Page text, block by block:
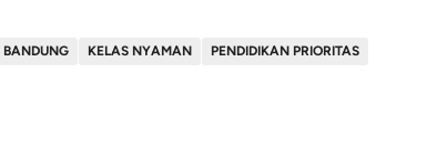
KELAS NYAMAN
PENDIDIKAN PRIORITAS